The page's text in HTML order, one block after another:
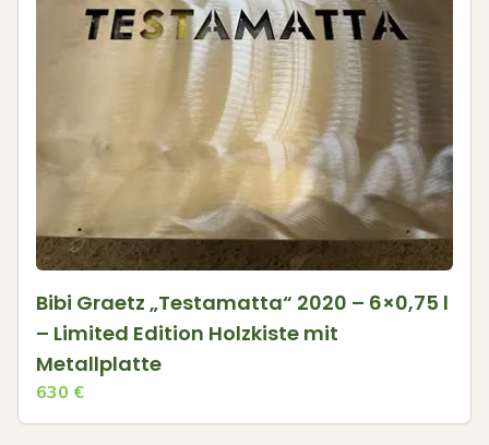
Bibi Graetz „Testamatta“ 2020 – 6×0,75 l
– Limited Edition Holzkiste mit
Metallplatte
630 €